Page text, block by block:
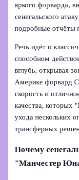
яркого форварда,
сенегальского
подробные отчёты
Речь идёт о
способном
вглубь, открывая
Америке форвард
скорость и
качества, которых
ухода нескольких
трансферных
Почему
"Манчестер